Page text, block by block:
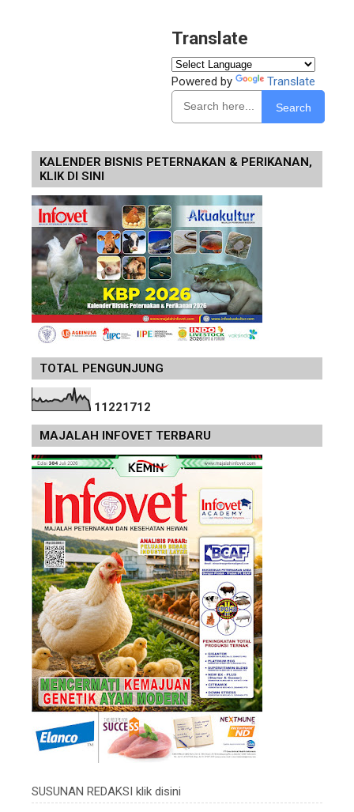
Translate
Powered by Translate
Search
KALENDER BISNIS PETERNAKAN & PERIKANAN,
KLIK DI SINI
TOTAL PENGUNJUNG
11221712
MAJALAH INFOVET TERBARU
SUSUNAN REDAKSI klik disini